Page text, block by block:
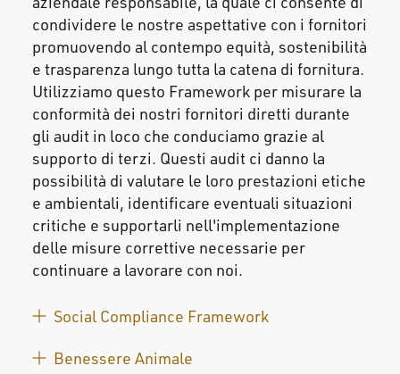
condividere le nostre aspettative con i fornitori
promuovendo al contempo equità, sostenibilità
e trasparenza lungo tutta la catena di fornitura.
Utilizziamo questo Framework per misurare la
conformità dei nostri fornitori diretti durante
gli audit in loco che conduciamo grazie al
supporto di terzi. Questi audit ci danno la
possibilità di valutare le loro prestazioni etiche
e ambientali, identificare eventuali situazioni
critiche e supportarli nell'implementazione
delle misure correttive necessarie per
continuare a lavorare con noi.
Social Compliance Framework
Benessere Animale